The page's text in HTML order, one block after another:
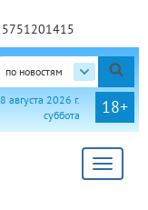
по новостям
18+
8 августа 2026 г.
суббота
Toggle